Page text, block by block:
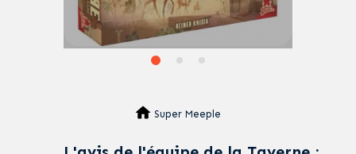
Super Meeple